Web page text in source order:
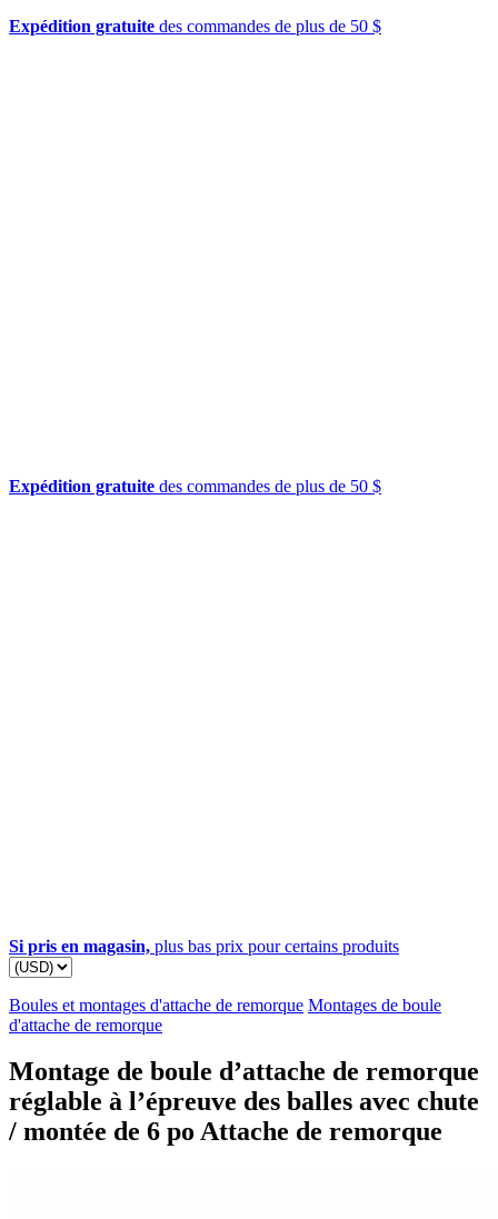
Expédition gratuite des commandes de plus de 50 $
Expédition gratuite des commandes de plus de 50 $
Si pris en magasin, plus bas prix pour certains produits
Boules et montages d'attache de remorque Montages de boule
d'attache de remorque
Montage de boule d’attache de remorque
réglable à l’épreuve des balles avec chute
/ montée de 6 po Attache de remorque